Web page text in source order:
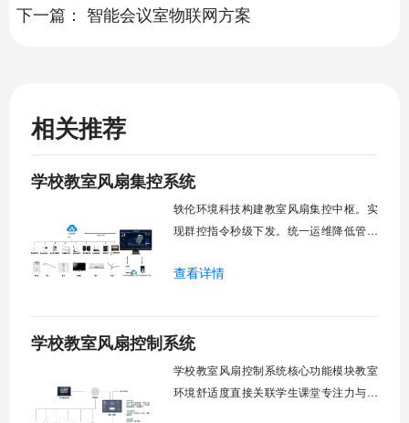
下一篇： 智能会议室物联网方案
相关推荐
学校教室风扇集控系统
轶伦环境科技构建教室风扇集控中枢。实
现群控指令秒级下发。统一运维降低管理
巡检盲区。保障教学环境温湿度适宜。数
块清单：远程集中控制。智能定时调度。
环境自适应调节。能耗监测统计。故障预
查看详情
学校教室风扇控制系统
学校教室风扇控制系统核心功能模块教室
环境舒适度直接关联学生课堂专注力与学